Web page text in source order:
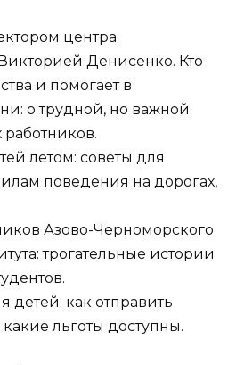
центра
Денисенко. Кто
и помогает в
о трудной, но важной
летом: советы для
поведения на дорогах,
Азово-Черноморского
трогательные истории
детей: как отправить
льготы доступны.